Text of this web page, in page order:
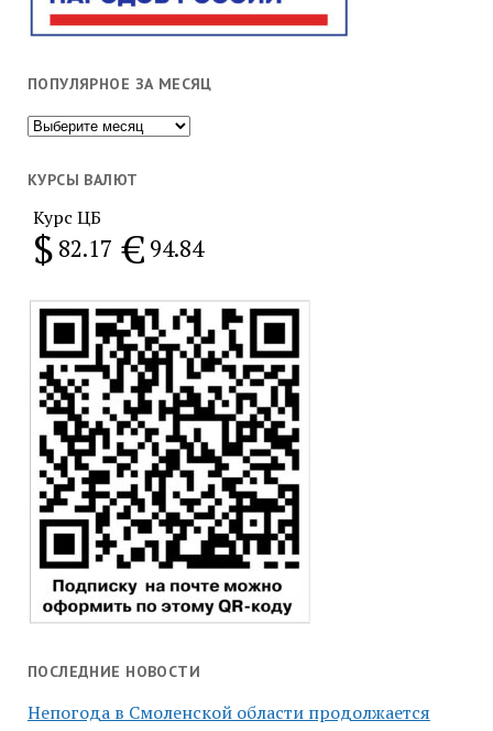
ПОПУЛЯРНОЕ ЗА МЕСЯЦ
Популярное
месяц
КУРСЫ ВАЛЮТ
Курс ЦБ
$ 82.17 € 94.84
ПОСЛЕДНИЕ НОВОСТИ
Непогода в Смоленской области продолжается